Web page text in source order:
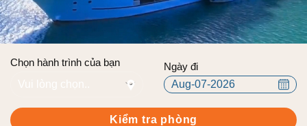
Chọn hành trình của bạn Ngày đi
Kiểm tra phòng